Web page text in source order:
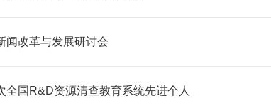
闻改革与发展研讨会​
全国R&D资源清查教育系统先进个人​